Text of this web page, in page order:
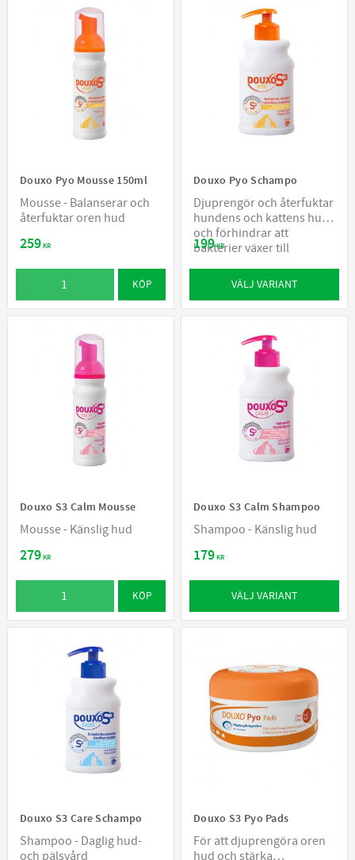
Douxo Pyo Mousse 150ml
Mousse - Balanserar och
återfuktar oren hud
259KR
KÖP
Douxo Pyo Schampo
Djuprengör och återfuktar
hundens och kattens hud
och förhindrar att
bakterier växer till
199KR
VÄLJ VARIANT
Douxo S3 Calm Mousse
Mousse - Känslig hud
279KR
KÖP
Douxo S3 Calm Shampoo
Shampoo - Känslig hud
179KR
VÄLJ VARIANT
Douxo S3 Care Schampo
Shampoo - Daglig hud-
och pälsvård
Douxo S3 Pyo Pads
För att djuprengöra oren
hud och stärka